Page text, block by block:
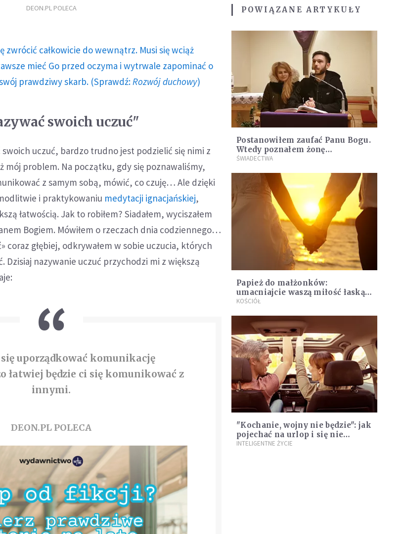
DEON.PL POLECA
zwrócić całkowicie do wewnątrz. Musi się wciąż
mieć Go przed oczyma i wytrwale zapominać o
prawdziwy skarb. (Sprawdź:Rozwój duchowy)
swoich uczuć"
uczuć, bardzo trudno jest podzielić się nimi z
mój problem. Na początku, gdy się poznawaliśmy,
z samym sobą, mówić, co czuję… Ale dzięki
i praktykowaniu medytacji ignacjańskiej,
łatwością. Jak to robiłem? Siadałem, wyciszałem
Bogiem. Mówiłem o rzeczach dnia codziennego…
coraz głębiej, odkrywałem w sobie uczucia, których
Dzisiaj nazywanie uczuć przychodzi mi z większą
się uporządkować komunikację
łatwiej będzie ci się komunikować z
innymi.
DEON.PL POLECA
POWIĄZANE ARTYKUŁY
Postanowiłem zaufać Panu Bogu.
Wtedy poznałem żonę
[ŚWIADECTWO]
ŚWIADECTWA
Papież do małżonków:
umacniajcie waszą miłość łaską
sakramentu
KOŚCIÓŁ
"Kochanie, wojny nie będzie": jak
pojechać na urlop i się nie
pokłócić
INTELIGENTNE ŻYCIE